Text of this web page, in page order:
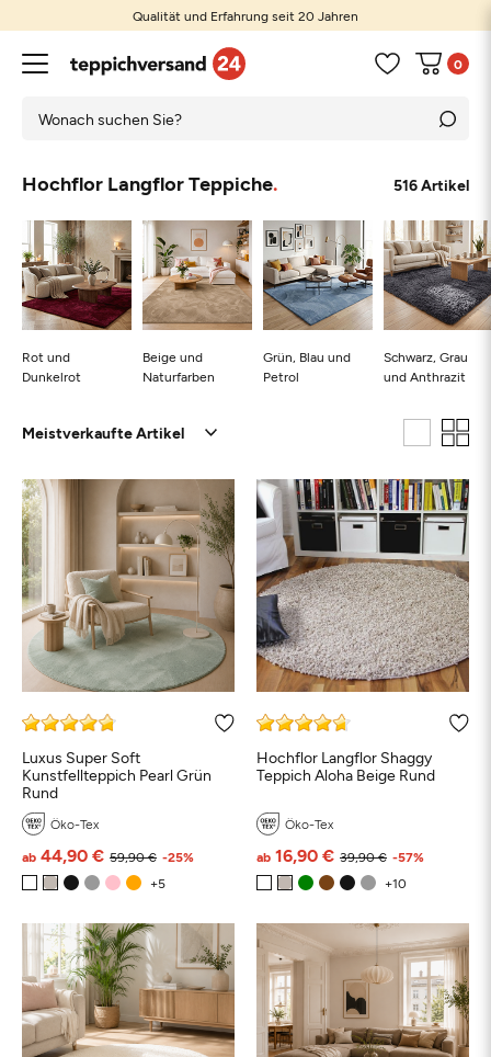
Qualität und Erfahrung seit 20 Jahren
0
Hochflor Langflor Teppiche 516 Artikel
Rot und
Dunkelrot
Beige und
Naturfarben
Grün, Blau und
Petrol
Schwarz, Grau
und Anthrazit
Luxus Super Soft
Kunstfellteppich Pearl Grün
Rund
Öko-Tex
59,90 €
ab 44,90 € -25%
Hochflor Langflor Shaggy
Teppich Aloha Beige Rund
Öko-Tex
39,90 €
ab 16,90 € -57%